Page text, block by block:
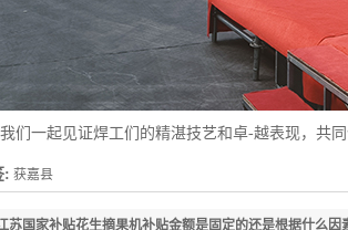
起见证焊工们的精湛技艺和卓-越表现，共同
: 获嘉县
苏国家补贴花生摘果机补贴金额是固定的还是根据什么因